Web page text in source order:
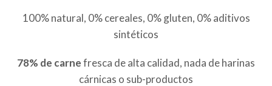
100% natural, 0% cereales, 0% gluten, 0% aditivos
sintéticos
78% de carnefresca de alta calidad, nada de harinas
cárnicas o sub-productos